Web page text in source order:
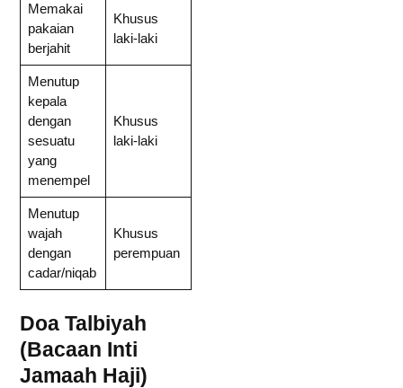
Memakai
pakaian
berjahit
Khusus
laki-laki
Menutup
kepala
dengan
sesuatu
yang
menempel
Khusus
laki-laki
Menutup
wajah
dengan
cadar/niqab
Khusus
perempuan
Doa Talbiyah
(Bacaan Inti
Jamaah Haji)